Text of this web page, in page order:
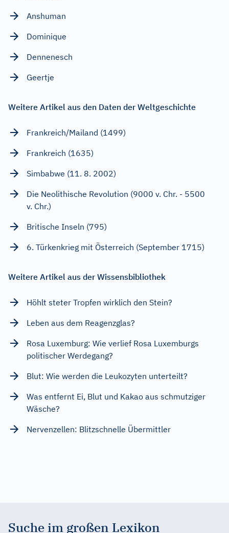
Anshuman
Dominique
Dennenesch
Geertje
Weitere Artikel aus den Daten der Weltgeschichte
Frankreich/Mailand (1499)
Frankreich (1635)
Simbabwe (11. 8. 2002)
Die Neolithische Revolution (9000 v. Chr. - 5500
v. Chr.)
Britische Inseln (795)
6. Türkenkrieg mit Österreich (September 1715)
Weitere Artikel aus der Wissensbibliothek
Höhlt steter Tropfen wirklich den Stein?
Leben aus dem Reagenzglas?
Rosa Luxemburg: Wie verlief Rosa Luxemburgs
politischer Werdegang?
Blut: Wie werden die Leukozyten unterteilt?
Was entfernt Ei, Blut und Kakao aus schmutziger
Wäsche?
Nervenzellen: Blitzschnelle Übermittler
Suche im großen Lexikon